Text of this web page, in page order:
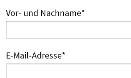
Vor- und Nachname*
E-Mail-Adresse*